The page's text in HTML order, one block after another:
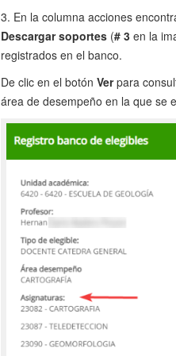
3. En la columna acciones
Descargar soportes (# 3 en la
registrados en el banco.
De clic en el botón Verpara
área de desempeño en la que se